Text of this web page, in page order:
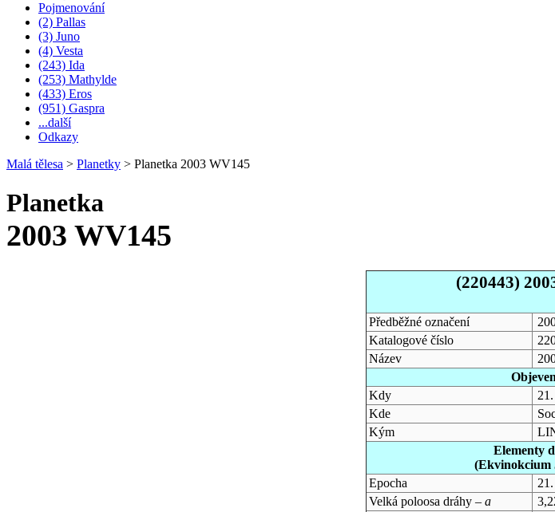
Pojmenování
(2) Pallas
(3) Juno
(4) Vesta
(243) Ida
(253) Mathylde
(433) Eros
(951) Gaspra
...další
Odkazy
Malá tělesa > Planetky > Planetka 2003 WV145
Planetka
2003 WV145
(220443)
Předběžné označení
Katalogové číslo
Název
Kdy
Kde
Kým
Elementy
(Ekvinokcium
Epocha
Velká poloosa dráhy – a